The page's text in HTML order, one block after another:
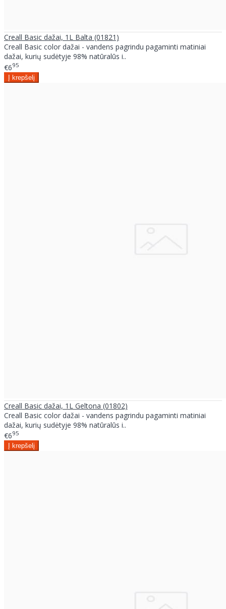
Creall Basic dažai, 1L Balta (01821)
Creall Basic color dažai - vandens pagrindu pagaminti matiniai
dažai, kurių sudėtyje 98% natūralūs i..
€695
Creall Basic dažai, 1L Geltona (01802)
Creall Basic color dažai - vandens pagrindu pagaminti matiniai
dažai, kurių sudėtyje 98% natūralūs i..
€695